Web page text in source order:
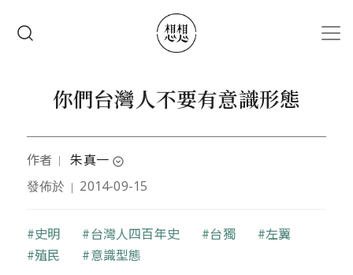
你們台灣人不要有意識形態
作者 ｜ 朱真一 expand_circle_down
1940年生，新竹中學畢業，1965年臺灣大學醫學院醫
哲學博士，後又繼續小兒科及小兒血液及癌瘤學訓
練。1975年起任職聖路易（St. Louis）大學醫學院及
Glennon樞機主教兒童醫院小兒科，曾任小兒血液科
發佈於 ｜ 2014-09-15
關鍵字
史明 台灣人四百年史 台獨
左翼
殖民
意識型態